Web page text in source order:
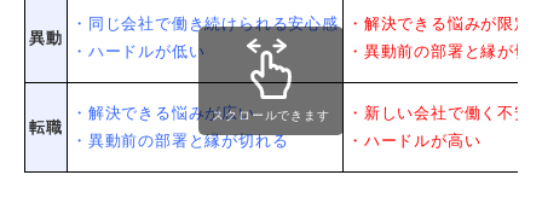
異動
・同じ会社で働き続けられる安心感
・ハードルが低い
・解決できる悩みが限定
・異動前の部署と縁が切
転職
・解決できる悩みが広い
・異動前の部署と縁が切れる
・新しい会社で働く不安
・ハードルが高い
スクロールできます